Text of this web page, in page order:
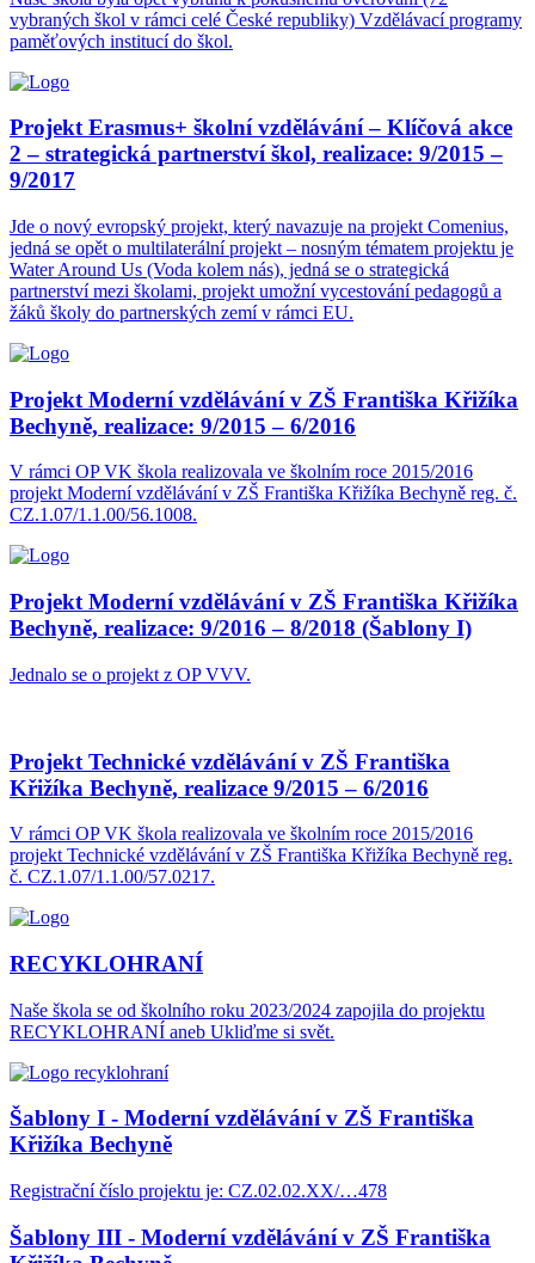
vybraných škol v rámci celé České republiky) Vzdělávací programy
paměťových institucí do škol.
Projekt Erasmus+ školní vzdělávání – Klíčová akce
2 – strategická partnerství škol, realizace: 9/2015 –
9/2017
Jde o nový evropský projekt, který navazuje na projekt Comenius,
jedná se opět o multilaterální projekt – nosným tématem projektu je
Water Around Us (Voda kolem nás), jedná se o strategická
partnerství mezi školami, projekt umožní vycestování pedagogů a
žáků školy do partnerských zemí v rámci EU.
Projekt Moderní vzdělávání v ZŠ Františka Křižíka
Bechyně, realizace: 9/2015 – 6/2016
V rámci OP VK škola realizovala ve školním roce 2015/2016
projekt Moderní vzdělávání v ZŠ Františka Křižíka Bechyně reg. č.
CZ.1.07/1.1.00/56.1008.
Projekt Moderní vzdělávání v ZŠ Františka Křižíka
Bechyně, realizace: 9/2016 – 8/2018 (Šablony I)
Jednalo se o projekt z OP VVV.
Projekt Technické vzdělávání v ZŠ Františka
Křižíka Bechyně, realizace 9/2015 – 6/2016
V rámci OP VK škola realizovala ve školním roce 2015/2016
projekt Technické vzdělávání v ZŠ Františka Křižíka Bechyně reg.
č. CZ.1.07/1.1.00/57.0217.
RECYKLOHRANÍ
Naše škola se od školního roku 2023/2024 zapojila do projektu
RECYKLOHRANÍ aneb Ukliďme si svět.
Šablony I - Moderní vzdělávání v ZŠ Františka
Křižíka Bechyně
Registrační číslo projektu je: CZ.02.02.XX/…478
Šablony III - Moderní vzdělávání v ZŠ Františka